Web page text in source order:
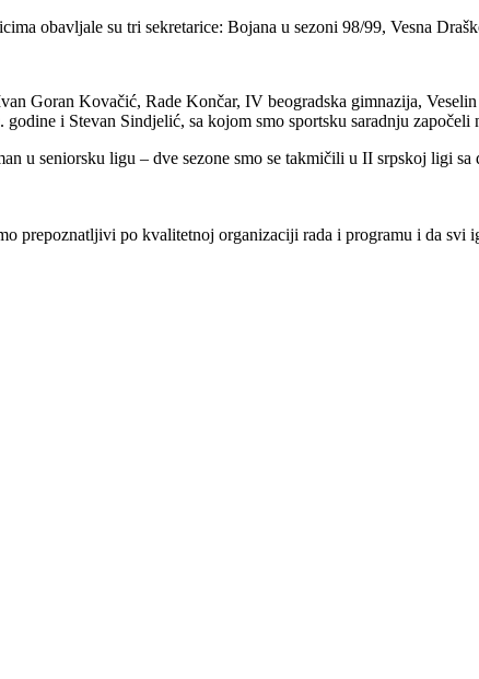
obavljale su tri sekretarice: Bojana u sezoni 98/99, Vesna
Goran Kovačić, Rade Končar, IV beogradska gimnazija,
i Stevan Sindjelić, sa kojom smo sportsku saradnju započeli
u seniorsku ligu – dve sezone smo se takmičili u II srpskoj ligi
prepoznatljivi po kvalitetnoj organizaciji rada i programu i da